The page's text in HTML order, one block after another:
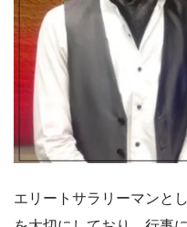
エリートサラリーマンと